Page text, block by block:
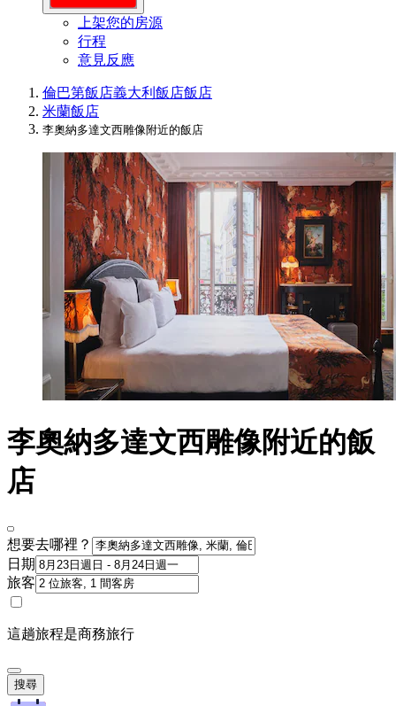
上架您的房源
行程
意見反應
倫巴第飯店義大利飯店飯店
米蘭飯店
李奧納多達文西雕像附近的飯店
李奧納多達文西雕像附近的飯
店
想要去哪裡？
日期
旅客
這趟旅程是商務旅行
搜尋